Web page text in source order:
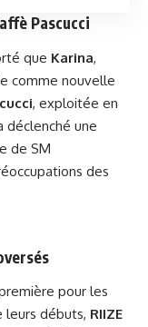
Pascucci
que Karina,
comme nouvelle
, exploitée en
déclenché une
de SM
des
pour les
leurs débuts, RIIZE